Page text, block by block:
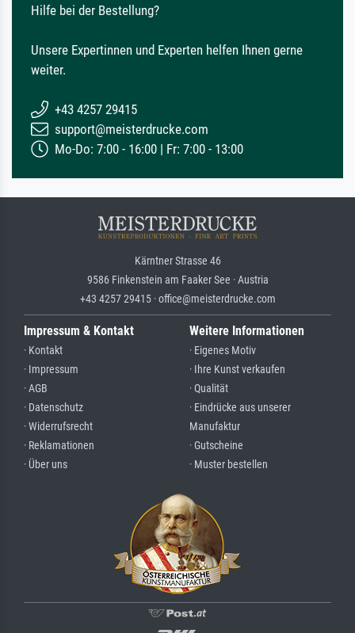
Hilfe bei der Bestellung?
Unsere Expertinnen und Experten helfen Ihnen gerne
weiter.
+43 4257 29415
support@meisterdrucke.com
Mo-Do: 7:00 - 16:00 | Fr: 7:00 - 13:00
Kärntner Strasse 46
9586 Finkenstein am Faaker See · Austria
+43 4257 29415 · office@meisterdrucke.com
Impressum & Kontakt
· Kontakt
· Impressum
· AGB
· Datenschutz
· Widerrufsrecht
· Reklamationen
· Über uns
Weitere Informationen
· Eigenes Motiv
· Ihre Kunst verkaufen
· Qualität
· Eindrücke aus unserer
Manufaktur
· Gutscheine
· Muster bestellen